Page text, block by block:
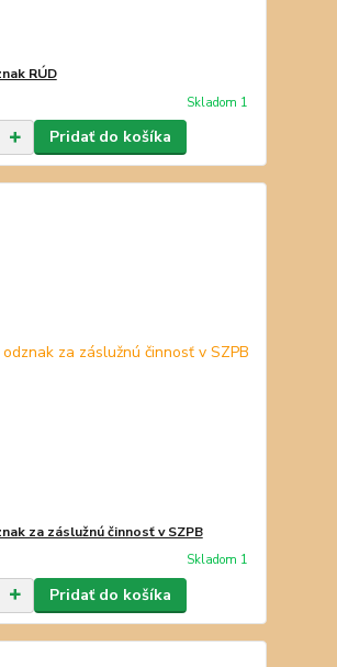
RÚD
Skladom 1
Pridať do košíka
za záslužnú činnosť v SZPB
Skladom 1
Pridať do košíka